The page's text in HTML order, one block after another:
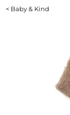
< Baby & Kind